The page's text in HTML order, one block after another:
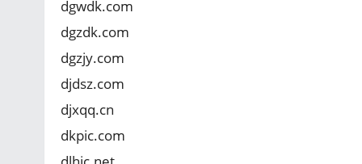
dgwdk.com
dgzdk.com
dgzjy.com
djdsz.com
djxqq.cn
dkpic.com